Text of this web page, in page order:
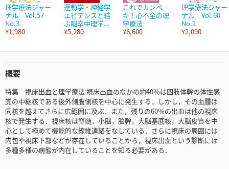
理学療法ジャー
ナル Vol.57
No.3
¥1,980
運動学・神経学
エビデンスと結
ぶ脳卒中理学...
¥5,280
これでカンペ
キ！心不全の理
学療法
¥6,600
理学療法ジャー
ナル Vol.60
No.1
¥2,090
概要
特集 視床出血と理学療法 視床出血のなかの約40％は四肢体幹の体性感
覚の中継核である後外側腹側核を中心に発生する．しかし，その血腫は
同核を越えてさらに広範囲に及ぶ．また，残りの60％の出血は他の視床
核で発生する．視床核は脊髄，小脳，脳幹，大脳基底核，大脳皮質を中
心として極めて機能的な線維連絡をなしている．さらに視床の周囲には
内包や視床下部などが存在していることから，視床出血という診断には
多種多様の病態が内在していることを知る必要がある．